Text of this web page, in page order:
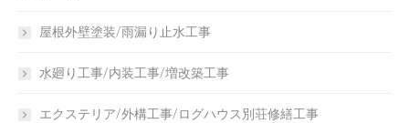
屋根外壁塗装/雨漏り止水工事
水廻り工事/内装工事/増改築工事
エクステリア/外構工事/ログハウス別荘修繕工事